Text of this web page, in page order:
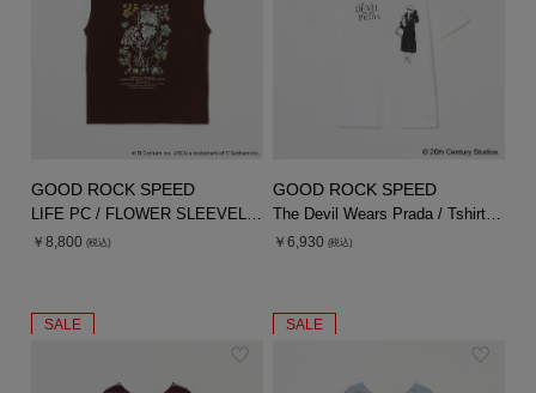
GOOD ROCK SPEED
￥8,800 (税込)
GOOD ROCK SPEED
The Devil Wears Prada / Tshirt MS
￥6,930 (税込)
SALE SALE